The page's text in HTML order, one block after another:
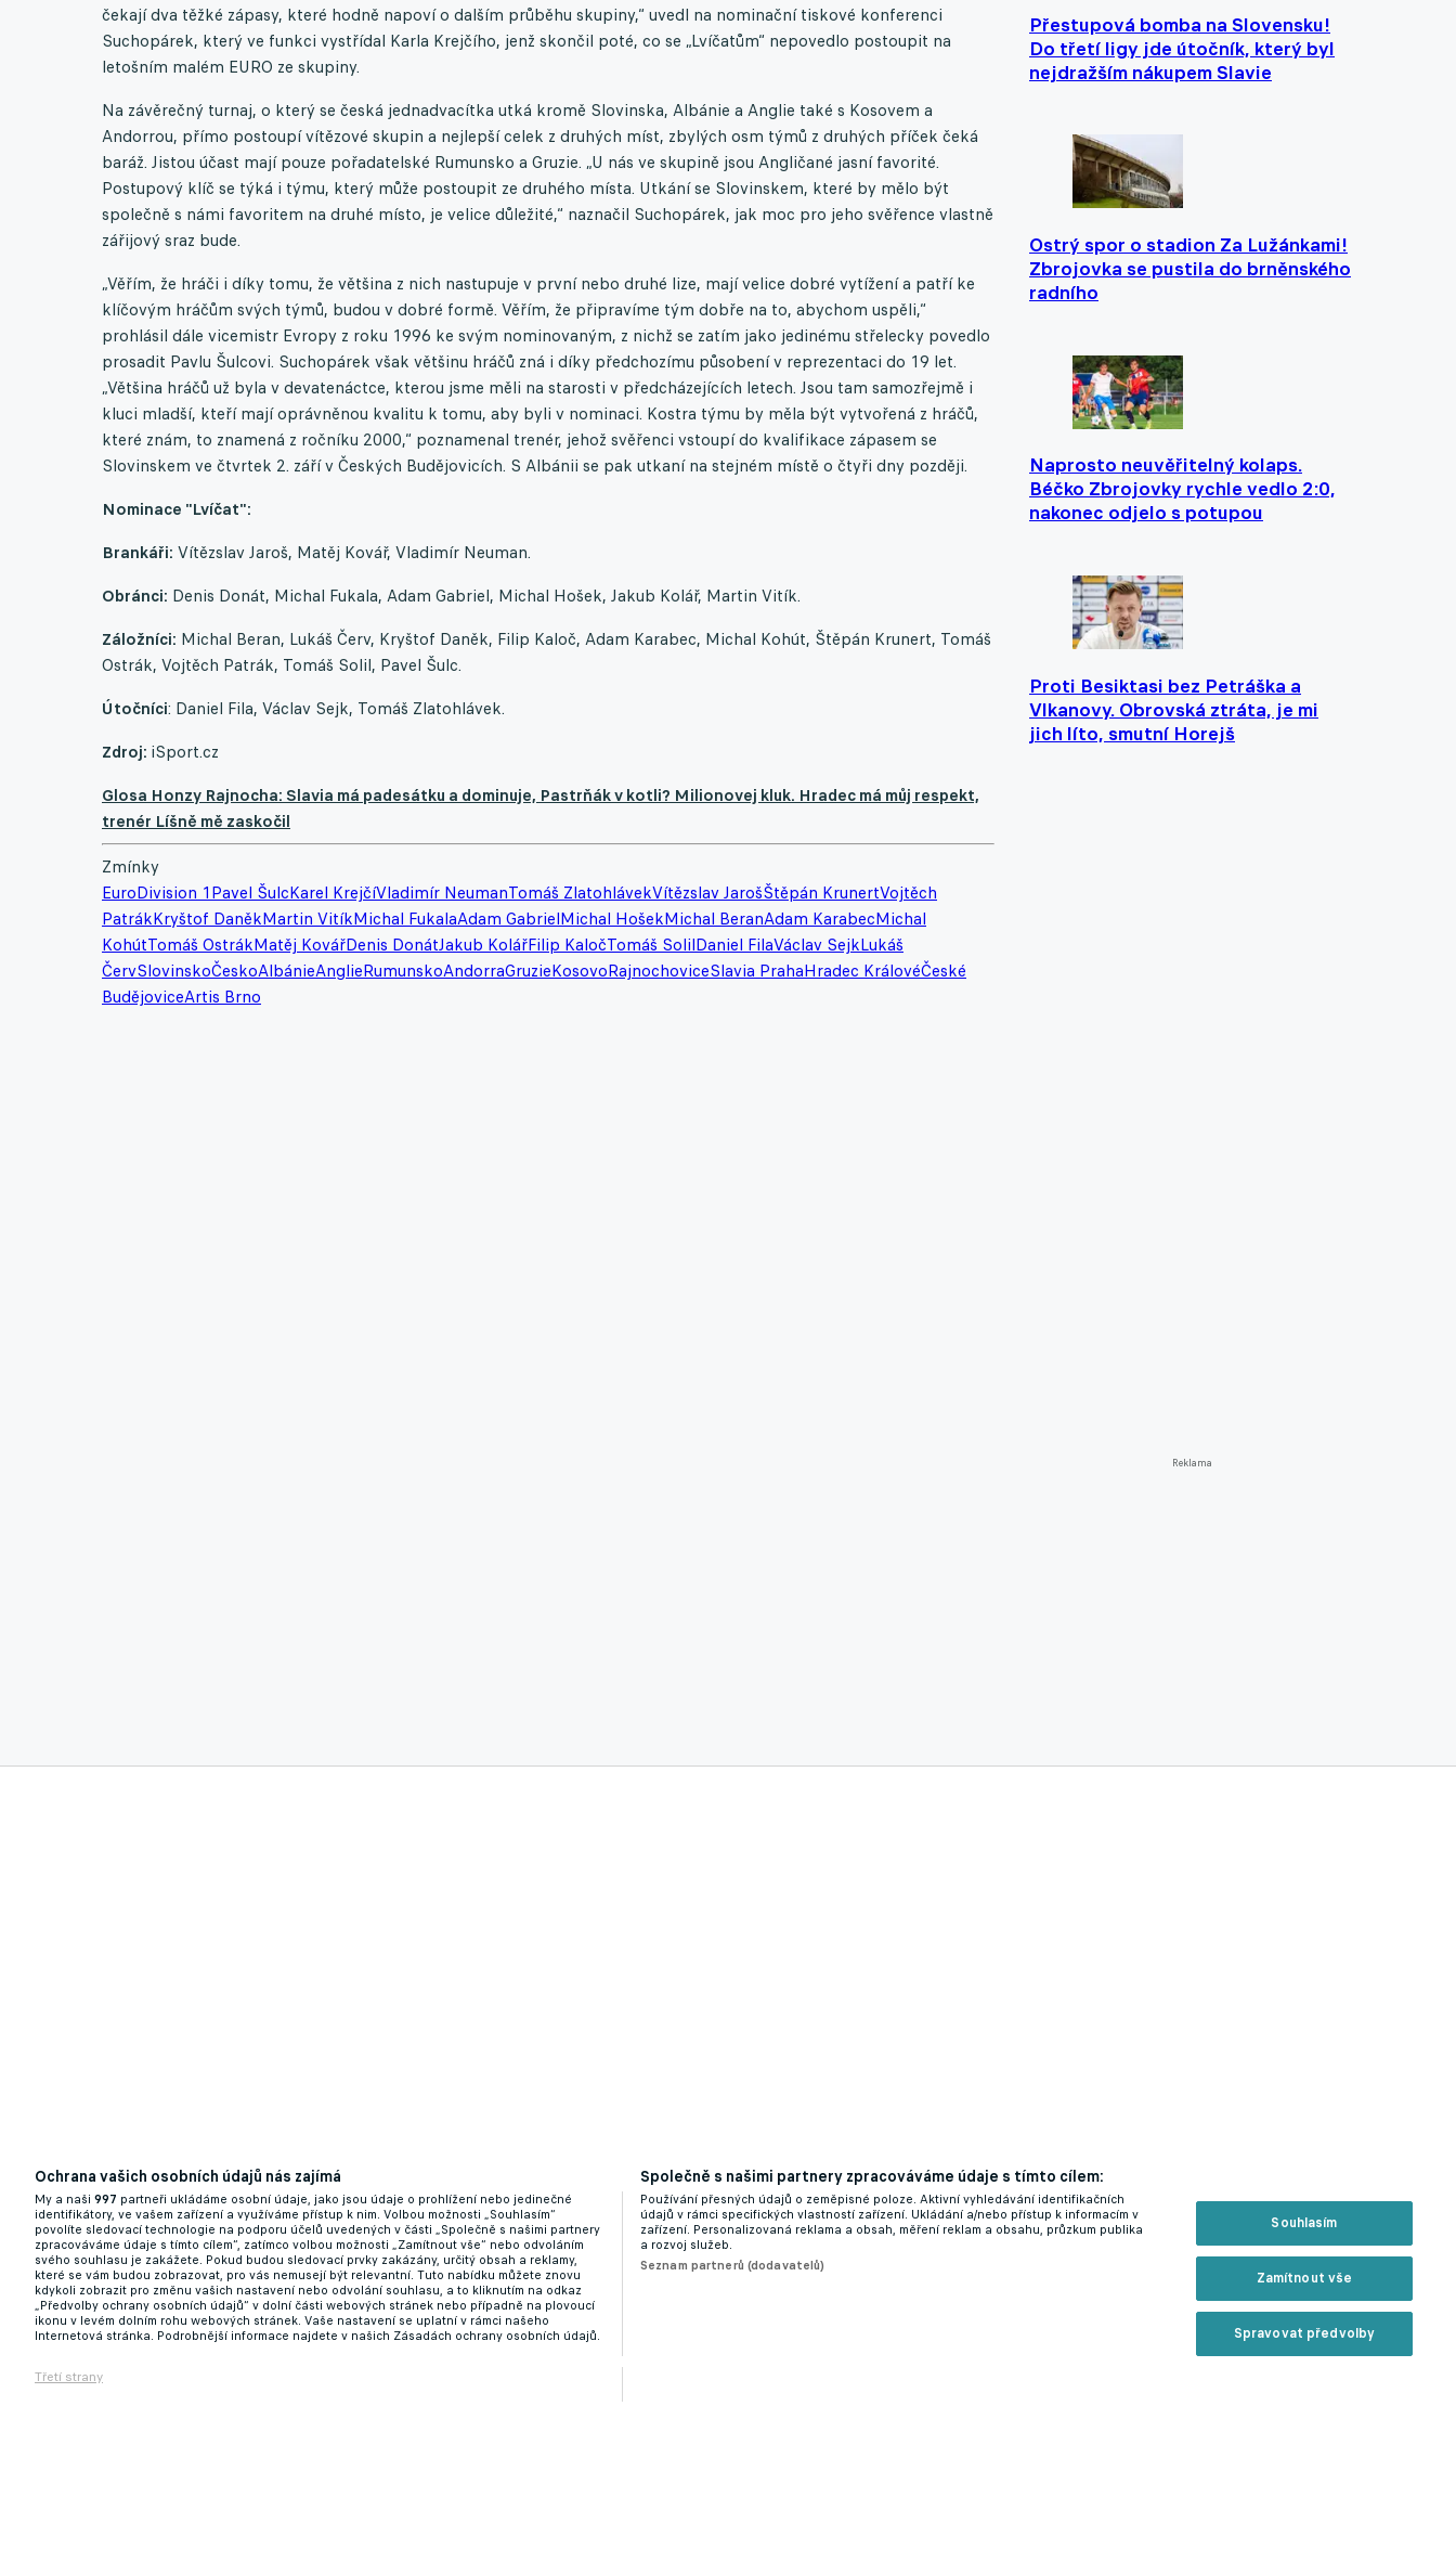
Přestupová bomba na Slovensku!
Do třetí ligy jde útočník, který byl
nejdražším nákupem Slavie
Ostrý spor o stadion Za Lužánkami!
Zbrojovka se pustila do brněnského
radního
Naprosto neuvěřitelný kolaps.
Béčko Zbrojovky rychle vedlo 2:0,
nakonec odjelo s potupou
Proti Besiktasi bez Petráška a
Vlkanovy. Obrovská ztráta, je mi
jich líto, smutní Horejš
Reklama
čekají dva těžké zápasy, které hodně napoví o dalším průběhu skupiny,“ uvedl na nominační tiskové konferenci
Suchopárek, který ve funkci vystřídal Karla Krejčího, jenž skončil poté, co se „Lvíčatům“ nepovedlo postoupit na
letošním malém EURO ze skupiny.
Na závěrečný turnaj, o který se česká jednadvacítka utká kromě Slovinska, Albánie a Anglie také s Kosovem a
Andorrou, přímo postoupí vítězové skupin a nejlepší celek z druhých míst, zbylých osm týmů z druhých příček čeká
baráž. Jistou účast mají pouze pořadatelské Rumunsko a Gruzie. „U nás ve skupině jsou Angličané jasní favorité.
Postupový klíč se týká i týmu, který může postoupit ze druhého místa. Utkání se Slovinskem, které by mělo být
společně s námi favoritem na druhé místo, je velice důležité,“ naznačil Suchopárek, jak moc pro jeho svěřence vlastně
zářijový sraz bude.
„Věřím, že hráči i díky tomu, že většina z nich nastupuje v první nebo druhé lize, mají velice dobré vytížení a patří ke
klíčovým hráčům svých týmů, budou v dobré formě. Věřím, že připravíme tým dobře na to, abychom uspěli,“
prohlásil dále vicemistr Evropy z roku 1996 ke svým nominovaným, z nichž se zatím jako jedinému střelecky povedlo
prosadit Pavlu Šulcovi. Suchopárek však většinu hráčů zná i díky předchozímu působení v reprezentaci do 19 let.
„Většina hráčů už byla v devatenáctce, kterou jsme měli na starosti v předcházejících letech. Jsou tam samozřejmě i
kluci mladší, kteří mají oprávněnou kvalitu k tomu, aby byli v nominaci. Kostra týmu by měla být vytvořená z hráčů,
které znám, to znamená z ročníku 2000,“ poznamenal trenér, jehož svěřenci vstoupí do kvalifikace zápasem se
Slovinskem ve čtvrtek 2. září v Českých Budějovicích. S Albánii se pak utkaní na stejném místě o čtyři dny později.
Nominace "Lvíčat":
Brankáři: Vítězslav Jaroš, Matěj Kovář, Vladimír Neuman.
Obránci: Denis Donát, Michal Fukala, Adam Gabriel, Michal Hošek, Jakub Kolář, Martin Vitík.
Záložníci: Michal Beran, Lukáš Červ, Kryštof Daněk, Filip Kaloč, Adam Karabec, Michal Kohút, Štěpán Krunert, Tomáš
Ostrák, Vojtěch Patrák, Tomáš Solil, Pavel Šulc.
Útočníci: Daniel Fila, Václav Sejk, Tomáš Zlatohlávek.
Zdroj: iSport.cz
Glosa Honzy Rajnocha: Slavia má padesátku a dominuje, Pastrňák v kotli? Milionovej kluk. Hradec má můj respekt,
trenér Líšně mě zaskočil
Zmínky
EuroDivision 1 Pavel ŠulcKarel KrejčíVladimír NeumanTomáš ZlatohlávekVítězslav JarošŠtěpán KrunertVojtěch
PatrákKryštof DaněkMartin VitíkMichal FukalaAdam GabrielMichal HošekMichal BeranAdam KarabecMichal
KohútTomáš OstrákMatěj KovářDenis DonátJakub KolářFilip KaločTomáš SolilDaniel FilaVáclav SejkLukáš
ČervSlovinskoČeskoAlbánieAnglieRumunskoAndorraGruzieKosovoRajnochoviceSlavia PrahaHradec KrálovéČeské
BudějoviceArtis Brno
Ochrana vašich osobních údajů nás zajímá
My a naši 997 partneři ukládáme osobní údaje, jako jsou údaje o prohlížení nebo jedinečné
identifikátory, ve vašem zařízení a využíváme přístup k nim. Volbou možnosti „Souhlasím“
povolíte sledovací technologie na podporu účelů uvedených v části „Společně s našimi partnery
zpracováváme údaje s tímto cílem“, zatímco volbou možnosti „Zamítnout vše“ nebo odvoláním
svého souhlasu je zakážete. Pokud budou sledovací prvky zakázány, určitý obsah a reklamy,
které se vám budou zobrazovat, pro vás nemusejí být relevantní. Tuto nabídku můžete znovu
kdykoli zobrazit pro změnu vašich nastavení nebo odvolání souhlasu, a to kliknutím na odkaz
„Předvolby ochrany osobních údajů“ v dolní části webových stránek nebo případně na plovoucí
ikonu v levém dolním rohu webových stránek. Vaše nastavení se uplatní v rámci našeho
Internetová stránka. Podrobnější informace najdete v našich Zásadách ochrany osobních údajů.
Třetí strany
Společně s našimi partnery zpracováváme údaje s tímto cílem:
Používání přesných údajů o zeměpisné poloze. Aktivní vyhledávání identifikačních
údajů v rámci specifických vlastností zařízení. Ukládání a/nebo přístup k informacím v
zařízení. Personalizovaná reklama a obsah, měření reklam a obsahu, průzkum publika
a rozvoj služeb.
Seznam partnerů (dodavatelů)
Souhlasím
Zamítnout vše
Spravovat předvolby